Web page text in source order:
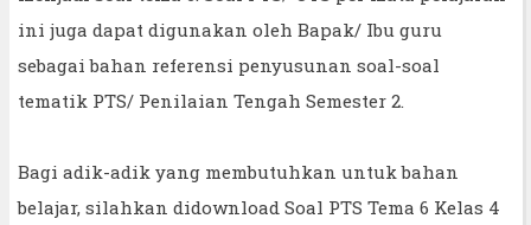
ini juga dapat digunakan oleh Bapak/ Ibu guru
sebagai bahan referensi penyusunan soal-soal
tematik PTS/ Penilaian Tengah Semester 2.
Bagi adik-adik yang membutuhkan untuk bahan
belajar, silahkan didownload Soal PTS Tema 6 Kelas 4